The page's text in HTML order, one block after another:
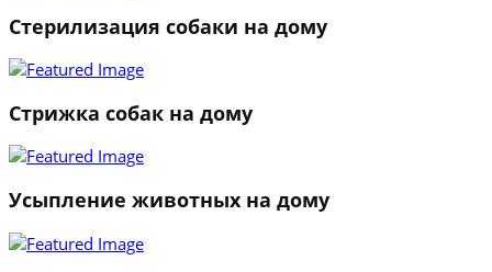
Стерилизация собаки на дому
Стрижка собак на дому
Усыпление животных на дому